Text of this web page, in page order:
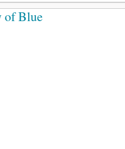
of Blue